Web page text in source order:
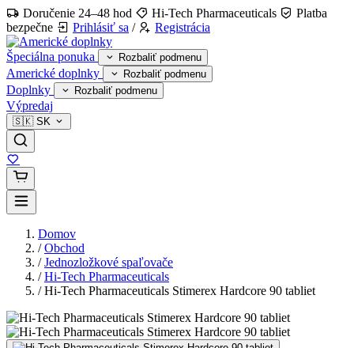
Doručenie 24–48 hod Hi-Tech Pharmaceuticals
Platba
bezpečne
Prihlásiť sa / Registrácia
Špeciálna ponuka Rozbaliť podmenu
Americké doplnky Rozbaliť podmenu
Doplnky Rozbaliť podmenu
Výpredaj
🇸🇰 SK
Domov
/ Obchod
/ Jednozložkové spaľovače
/ Hi-Tech Pharmaceuticals
/ Hi-Tech Pharmaceuticals Stimerex Hardcore 90 tabliet